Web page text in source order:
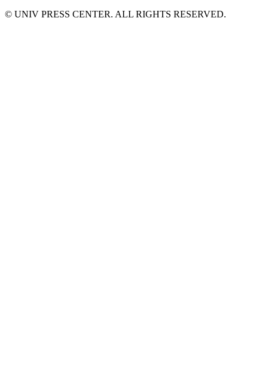
© UNIV PRESS CENTER. ALL RIGHTS RESERVED.